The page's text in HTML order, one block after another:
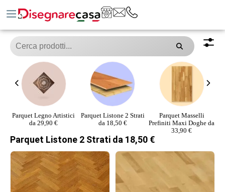
Parquet Legno Artistici
da 29,90 €
Parquet Listone 2 Strati
da 18,50 €
Parquet Masselli
Prefiniti Maxi Doghe da
33,90 €
Parquet Listone 2 Strati da 18,50 €